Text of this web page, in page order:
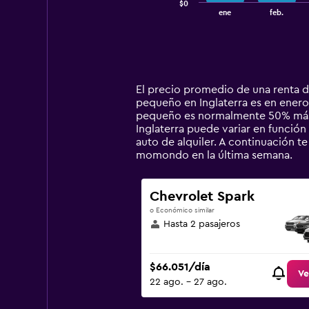
14
categories.
The
chart
has
1
axis
displaying
values.
Range:
0
ene feb.
$0
El precio promedio de una renta
pequeño en Inglaterra es en
pequeño es normalmente 50%
Inglaterra puede variar en
auto de alquiler. A continuación
momondo en la última semana.
Chevrolet Spark
o Económico similar
Hasta 2 pasajeros
$66.051/día
22 ago. - 27 ago.